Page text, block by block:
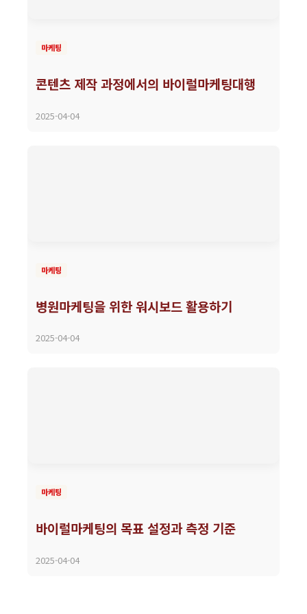
마케팅
콘텐츠 제작 과정에서의 바이럴마케팅대행
2025-04-04
마케팅
병원마케팅을 위한 워시보드 활용하기
2025-04-04
마케팅
바이럴마케팅의 목표 설정과 측정 기준
2025-04-04